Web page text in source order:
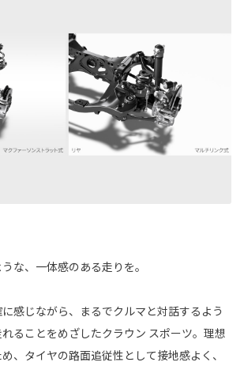
な、一体感のある走りを。
感じながら、まるでクルマと対話するよう
ることをめざしたクラウン スポーツ。理想
、タイヤの路面追従性として接地感よく、